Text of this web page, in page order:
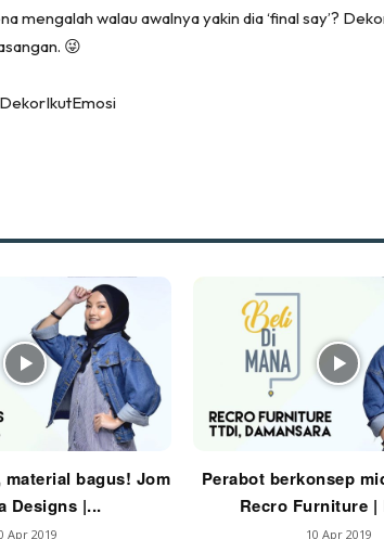
Makeover Ruang Selebriti
Destinasi
Buat Sendiri
Ilham Impiana
Ilham Impiana 360
Ilham Impiana Inspirasi Selebriti
Impiana TV
Casa Impiana
Impiana MakeOver
Lahar Dekor
mengalah walau awalnya yakin dia ‘final say’?
😜
material bagus! Jom
Designs |...
Apr 2019
Perabot berkonsep
Recro Furniture |
10 Apr 2019